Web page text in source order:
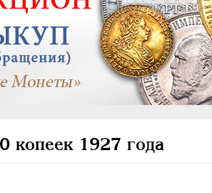
копеек 1927 года